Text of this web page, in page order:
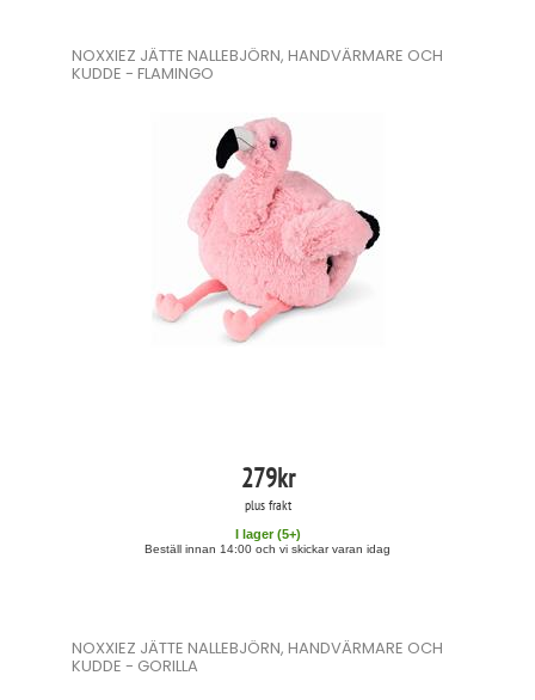
NOXXIEZ JÄTTE NALLEBJÖRN, HANDVÄRMARE OCH
KUDDE - FLAMINGO
279kr
plus frakt
I lager (5+)
Beställ innan 14:00 och vi skickar varan idag
NOXXIEZ JÄTTE NALLEBJÖRN, HANDVÄRMARE OCH
KUDDE - GORILLA